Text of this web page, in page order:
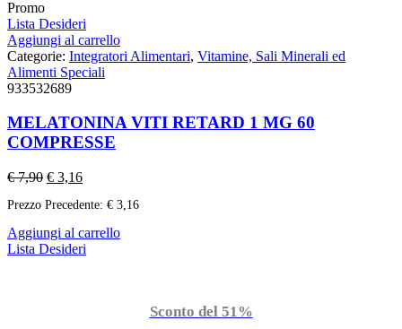
Promo
Lista Desideri
Aggiungi al carrello
Categorie: Integratori Alimentari, Vitamine, Sali Minerali ed
Alimenti Speciali
933532689
MELATONINA VITI RETARD 1 MG 60
COMPRESSE
€7,90 € 3,16
Prezzo Precedente: € 3,16
Aggiungi al carrello
Lista Desideri
Sconto del 51%